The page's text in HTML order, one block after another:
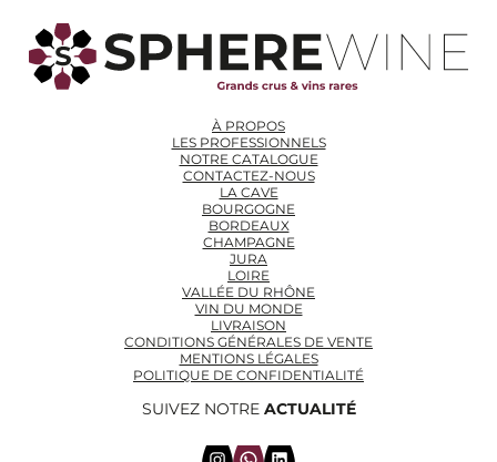
À PROPOS
LES PROFESSIONNELS
NOTRE CATALOGUE
CONTACTEZ-NOUS
LA CAVE
BOURGOGNE
BORDEAUX
CHAMPAGNE
JURA
LOIRE
VALLÉE DU RHÔNE
VIN DU MONDE
LIVRAISON
CONDITIONS GÉNÉRALES DE VENTE
MENTIONS LÉGALES
POLITIQUE DE CONFIDENTIALITÉ
SUIVEZ NOTRE ACTUALITÉ